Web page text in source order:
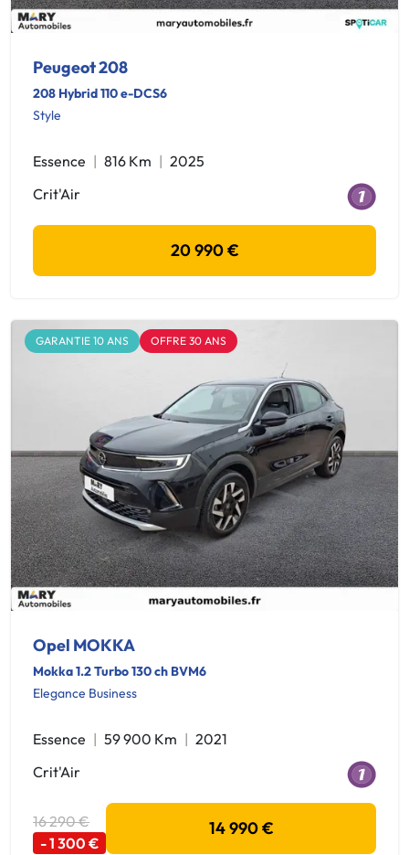
Peugeot 208
208 Hybrid 110 e-DCS6
Style
Essence 816 Km
2025
Crit'Air
20 990 €
GARANTIE 10 ANS OFFRE 30 ANS
Opel MOKKA
Mokka 1.2 Turbo 130 ch BVM6
Elegance Business
Essence 59 900 Km
2021
Crit'Air
16 290 €
- 1 300 €
14 990 €